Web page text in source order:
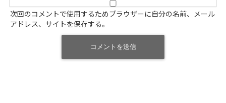
次回のコメントで使用するためブラウザーに自分の名前、メール
アドレス、サイトを保存する。